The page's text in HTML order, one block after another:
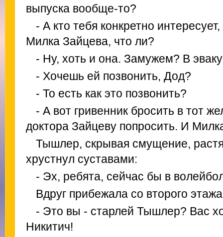
выпуска вообще-то?
- А кто тебя конкретно
Милка Зайцева, что ли?
- Ну, хоть и она. Замужем? В
- Хочешь ей позвонить, Дод?
- То есть как это позвонить?
- А вот гривенник бросить в тот
доктора Зайцеву попросить. И
Тышлер, скрывая смущение,
хрустнул суставами:
- Эх, ребята, сейчас бы в
Вдруг прибежала со второго
- Это вы - старлей Тышлер? Вас
Никитич!